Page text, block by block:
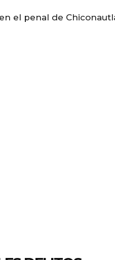
el penal de